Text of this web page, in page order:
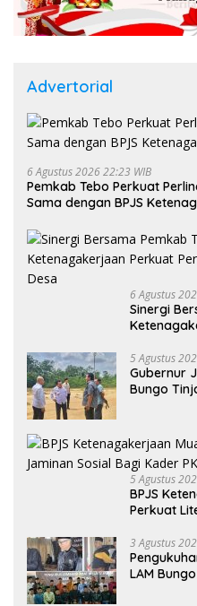
Advertorial
6 Agustus 2026 22:23 WIB
Pemkab Tebo Perkuat
Sama dengan BPJS
6 Agustus
Sinergi
5 Agustus
Gubernur
Bungo
5 Agustus
BPJS
Perkuat
3 Agustus
LAM